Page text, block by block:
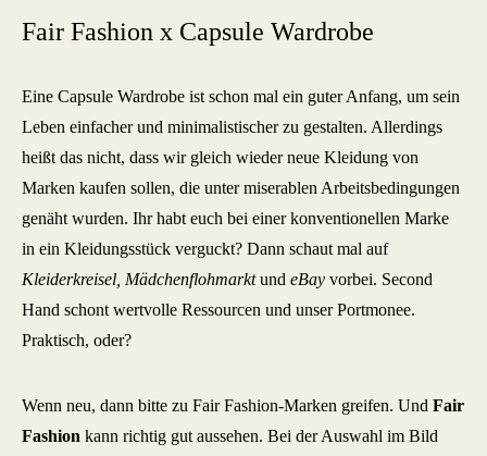
Fair Fashion x Capsule Wardrobe
Eine Capsule Wardrobe ist schon mal ein guter Anfang, um sein
Leben einfacher und minimalistischer zu gestalten. Allerdings
heißt das nicht, dass wir gleich wieder neue Kleidung von
Marken kaufen sollen, die unter miserablen Arbeitsbedingungen
genäht wurden. Ihr habt euch bei einer konventionellen Marke
in ein Kleidungsstück verguckt? Dann schaut mal auf
Kleiderkreisel, Mädchenflohmarktund eBay vorbei. Second
Hand schont wertvolle Ressourcen und unser Portmonee.
Praktisch, oder?
Wenn neu, dann bitte zu Fair Fashion-Marken greifen. Und Fair
Fashion kann richtig gut aussehen. Bei der Auswahl im Bild